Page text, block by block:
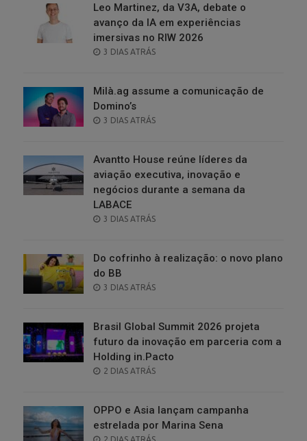
Leo Martinez, da V3A, debate o
avanço da IA em experiências
imersivas no RIW 2026
POSTED
3 DIAS ATRÁS
Milà.ag assume a comunicação de
Domino’s
POSTED
3 DIAS ATRÁS
Avantto House reúne líderes da
aviação executiva, inovação e
negócios durante a semana da
LABACE
POSTED
3 DIAS ATRÁS
Do cofrinho à realização: o novo plano
do BB
POSTED
3 DIAS ATRÁS
Brasil Global Summit 2026 projeta
futuro da inovação em parceria com a
Holding in.Pacto
POSTED
2 DIAS ATRÁS
OPPO e Asia lançam campanha
estrelada por Marina Sena
POSTED
2 DIAS ATRÁS